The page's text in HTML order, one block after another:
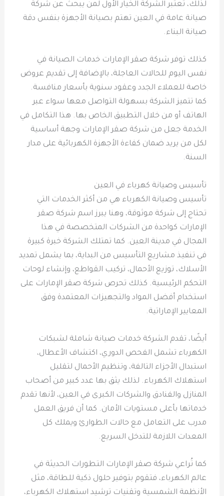
لذلك، تُعتبر الشركة الخيار الأول لمن يبحث عن شركة
صيانة عامة في العين تهتم بصيانة الأجهزة بنفس دقة
صيانة البناء.
كذلك توفر شركة صقر الإمارات خدمات الصيانة في
نفس اليوم للحالات العاجلة، بالإضافة إلى تقديم عروض
خاصة للعملاء الجدد وعقود سنوية بأسعار منافسة.
كما تتميز الشركة بسهولة التواصل معها سواء عبر
الهاتف أو من خلال التطبيق الخاص بها. هذا التكامل في
الخدمة جعل من شركة صقر الإمارات وجهة أساسية
لكل من يريد ضمان كفاءة الأجهزة الكهربائية على مدار
السنة.
تأسيس وصيانة كهرباء في العين
تأسيس وصيانة الكهرباء هي من أكثر الخدمات التي
تحتاج إلى شركة موثوقة، وهنا يبرز اسم شركة صقر
الإمارات كواحدة من الشركات المتخصصة في هذا
المجال في مدينة العين. كما تمتلك الشركة خبرة كبيرة
في تنفيذ مشاريع التأسيس من البداية، بما يشمل تمديد
الأسلاك، توزيع الأحمال، تركيب القواطع، وإنشاء لوحات
التحكم الرئيسية. كذلك تحرص شركة صقر الإمارات على
استخدام أفضل المواد والتجهيزات المعتمدة وفق
المعايير الإماراتية.
أيضًا، تقدم الشركة خدمات صيانة شاملة لشبكات
الكهرباء تشمل الفحص الدوري، اكتشاف الأعطال،
استبدال الأجزاء التالفة، وتنظيم الأحمال لتقليل
استهلاك الكهرباء. لذلك يثق بها عدد كبير من أصحاب
المنازل والفنادق والشركات الكبرى في العين، لأنها تقدم
خدماتها بأعلى مستويات الأمان. كما أن فريق العمل
مدرب على التعامل مع حالات الطوارئ ويملك كل
المعدات اللازمة للتدخل السريع.
كما تُراعي شركة صقر الإمارات التطورات الحديثة في
عالم الكهرباء، فتقوم بتوفير حلول ذكية للطاقة، مثل
الأنظمة الشمسية وتقنيات ترشيد استهلاك الكهرباء،